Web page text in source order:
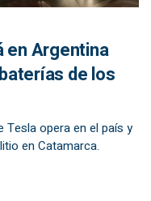
en Argentina
de los
Tesla opera en el país y
en Catamarca.